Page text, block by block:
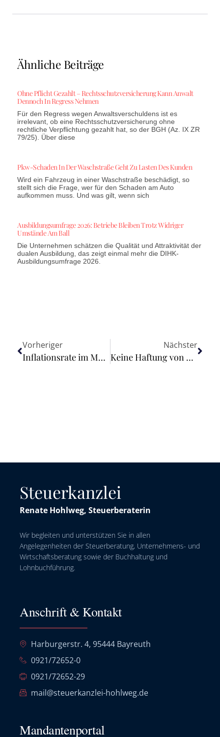
Ähnliche Beiträge
Ohne Pflicht Gezahlt – Rechtsschutzversicherung Kann Anwalt
Dennoch In Regress Nehmen
Für den Regress wegen Anwaltsverschuldens ist es
irrelevant, ob eine Rechtsschutzversicherung ohne
rechtliche Verpflichtung gezahlt hat, so der BGH (Az. IX ZR
79/25). Über diese
Pkw-Schaden In Der Waschstraße Geht Zu Lasten Des Kunden
Wird ein Fahrzeug in einer Waschstraße beschädigt, so
stellt sich die Frage, wer für den Schaden am Auto
aufkommen muss. Und was gilt, wenn sich
Ausbildungsumfrage 2026: Betriebe Bleiben Trotz Widriger
Umstände Am Ball
Die Unternehmen schätzen die Qualität und Attraktivität der
dualen Ausbildung, das zeigt einmal mehr die DIHK-
Ausbildungsumfrage 2026.
Vorheriger
Inflationsrate im Mai 2023 bei +6,1 %
Nächster
Keine Haftung von Gemeinde und Bademeister für Freibadunfall
Steuerkanzlei
Renate Hohlweg, Steuerberaterin
Wir begleiten und unterstützen Sie in allen
Angelegenheiten der Steuerberatung, Unternehmens- und
Wirtschaftsberatung sowie der Buchhaltung und
Lohnbuchführung.
Anschrift & Kontakt
Harburgerstr. 4, 95444 Bayreuth
0921/72652-0
0921/72652-29
mail@steuerkanzlei-hohlweg.de
Mandantenportal